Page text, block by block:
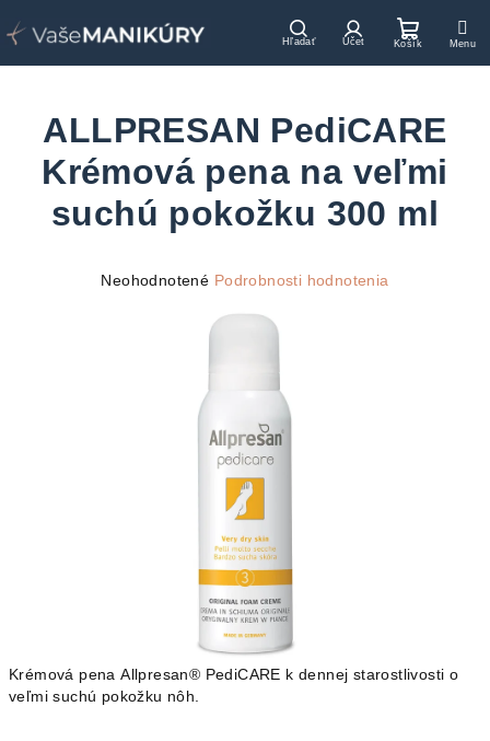
na
HľadaťPrihlásenie
košík
Krémová pena Allpresan® PediCARE k dennej starostlivosti o
veľmi suchú pokožku nôh.
ALLPRESAN PediCARE
Krémová pena na veľmi
suchú pokožku 300 ml
Priemerné
Neohodnotené Podrobnosti hodnotenia